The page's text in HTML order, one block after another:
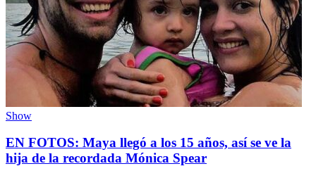
Show
EN FOTOS: Maya llegó a los 15 años, así se ve la
hija de la recordada Mónica Spear